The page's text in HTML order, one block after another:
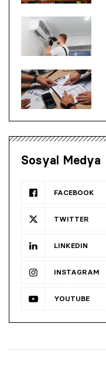
Sosyal Medya
FACEBOOK
TWITTER
LINKEDIN
INSTAGRAM
YOUTUBE